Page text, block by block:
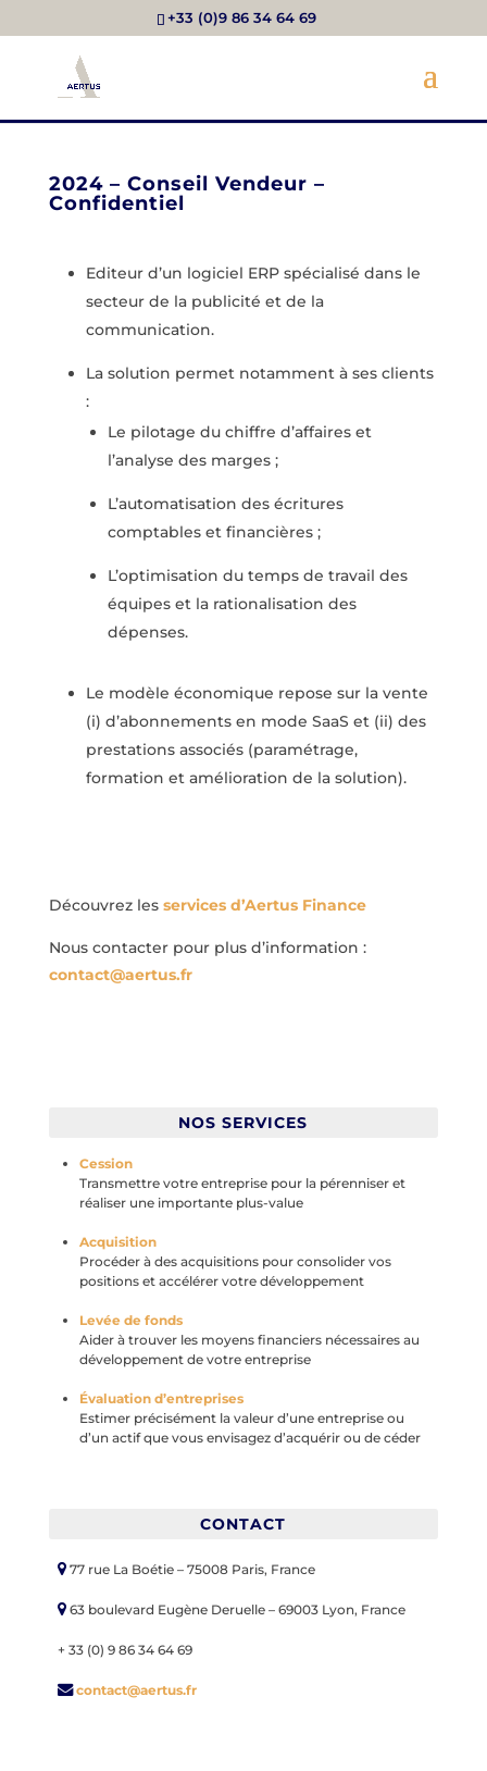
+33 (0)9 86 34 64 69
2024 – Conseil Vendeur –
Confidentiel
Editeur d’un logiciel ERP spécialisé dans le
secteur de la publicité et de la
communication.
La solution permet notamment à ses clients
:
Le pilotage du chiffre d’affaires et
l’analyse des marges ;
L’automatisation des écritures
comptables et financières ;
L’optimisation du temps de travail des
équipes et la rationalisation des
dépenses.
Le modèle économique repose sur la vente
(i) d’abonnements en mode SaaS et (ii) des
prestations associés (paramétrage,
formation et amélioration de la solution).
Découvrez les services d’Aertus Finance
Nous contacter pour plus d’information :
contact@aertus.fr
NOS SERVICES
Cession
Transmettre votre entreprise pour la pérenniser et
réaliser une importante plus-value
Acquisition
Procéder à des acquisitions pour consolider vos
positions et accélérer votre développement
Levée de fonds
Aider à trouver les moyens financiers nécessaires au
développement de votre entreprise
Évaluation d’entreprises
Estimer précisément la valeur d’une entreprise ou
d’un actif que vous envisagez d’acquérir ou de céder
CONTACT
77 rue La Boétie – 75008 Paris, France
63 boulevard Eugène Deruelle – 69003 Lyon, France
+ 33 (0) 9 86 34 64 69
contact@aertus.fr